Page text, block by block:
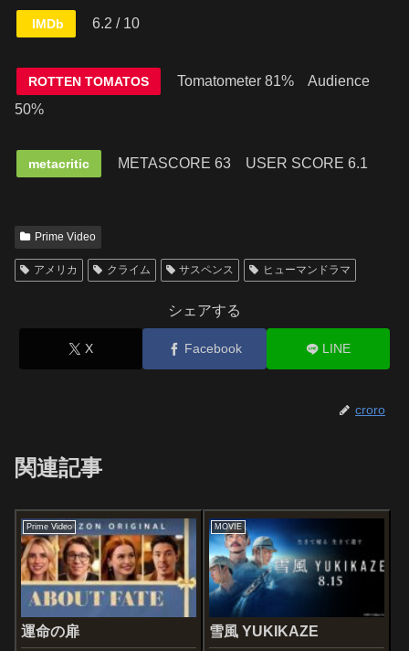
IMDb 6.2 / 10
ROTTEN TOMATOS
Tomatometer 81% Audience
50%
metacritic METASCORE 63 USER SCORE 6.1
Prime Video
アメリカ クライム サスペンス ヒューマンドラマ
シェアする
X Facebook LINE
croro
関連記事
Prime Video
運命の扉
MOVIE
雪風 YUKIKAZE